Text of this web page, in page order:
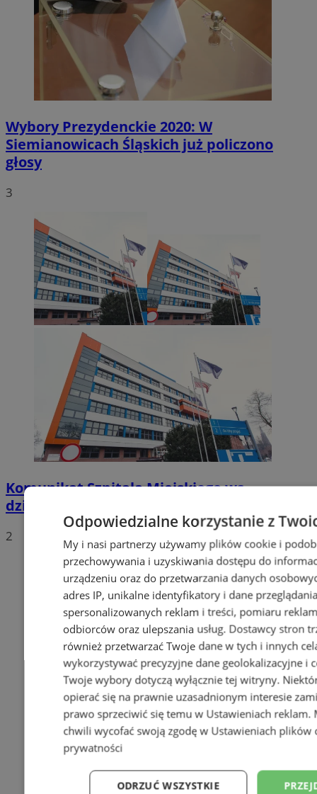
Wybory Prezydenckie 2020: W
Siemianowicach Śląskich już policzono
głosy
3
Komunikat Szpitala Miejskiego ws.
działania oddziałów
2
Odpowiedzialne korzystanie z
My i nasi partnerzy używamy plików cookie i
przechowywania i uzyskiwania dostępu do
urządzeniu oraz do przetwarzania danych
adres IP, unikalne identyfikatory i dane
spersonalizowanych reklam i treści, pomiaru
odbiorców oraz ulepszania usług. Dostawcy stron
również przetwarzać Twoje dane w tych i innych
wykorzystywać precyzyjne dane geolokalizacyjne i
Twoje wybory dotyczą wyłącznie tej witryny.
opierać się na prawnie uzasadnionym interesie
prawo sprzeciwić się temu w Ustawieniach reklam.
chwili wycofać swoją zgodę w Ustawieniach plików
prywatności
ODRZUĆ WSZYSTKIE